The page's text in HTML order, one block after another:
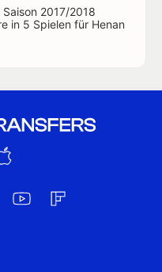
2017/2018
in 5 Spielen für Henan